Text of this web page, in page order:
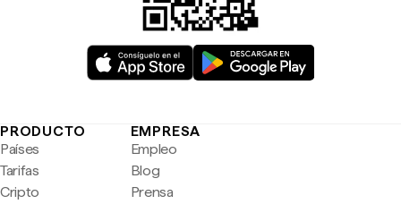
PRODUCTO
Países
Tarifas
Cripto
EMPRESA
Empleo
Blog
Prensa